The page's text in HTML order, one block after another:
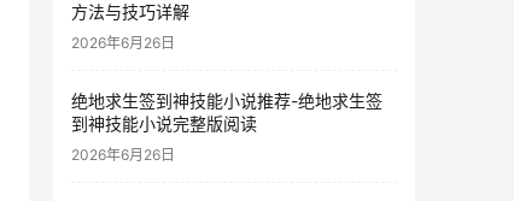
方法与技巧详解
2026年6月26日
绝地求生签到神技能小说推荐-绝地求生签
到神技能小说完整版阅读
2026年6月26日